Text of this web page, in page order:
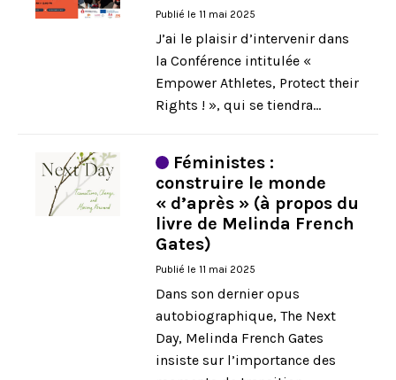
Publié le 11 mai 2025
J’ai le plaisir d’intervenir dans
la Conférence intitulée «
Empower Athletes, Protect their
Rights ! », qui se tiendra...
Féministes :
construire le monde
« d’après » (à propos du
livre de Melinda French
Gates)
Publié le 11 mai 2025
Dans son dernier opus
autobiographique, The Next
Day, Melinda French Gates
insiste sur l’importance des